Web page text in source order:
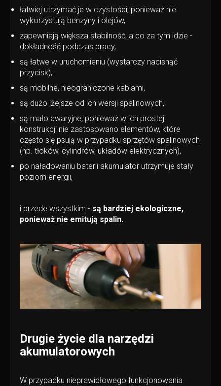
łatwiej utrzymać je w czystości, ponieważ nie
wykorzystują benzyny i olejów,
zapewniają większa stabilność, a co za tym idzie -
dokładność podczas pracy,
są łatwe w uruchomieniu (wystarczy nacisnąć
przycisk),
są mobilne, nieograniczone kablami,
są dużo lżejsze od ich wersji spalinowych,
są mało awaryjne, ponieważ w ich prostej
konstrukcji nie zastosowano elementów, które
często się psują w przypadku sprzętów spalinowych
(np. tłoków, cylindrów, układów elektrycznych),
po naładowaniu baterii akumulator utrzymuje stały
poziom energii,
i przede wszystkim - są bardziej ekologiczne,
ponieważ nie emitują spalin.
Drugie życie dla narzędzi
akumulatorowych
W przypadku nieprawidłowego funkcjonowania